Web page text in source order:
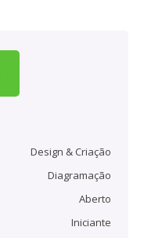
Design & Criação
Diagramação
Aberto
Iniciante